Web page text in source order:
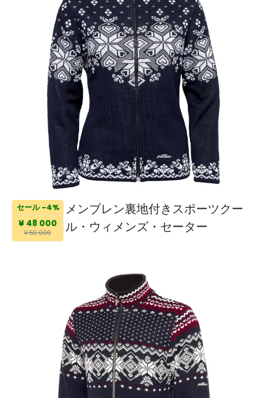
セール -4%
¥ 48 000
¥ 50 000
メンブレン裏地付きスポーツクー
ル・ウィメンズ・セーター